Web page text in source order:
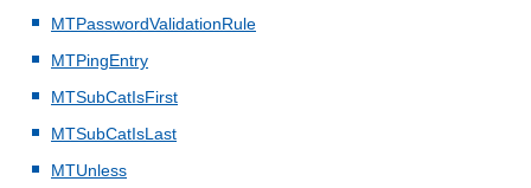
MTPasswordValidationRule
MTPingEntry
MTSubCatIsFirst
MTSubCatIsLast
MTUnless